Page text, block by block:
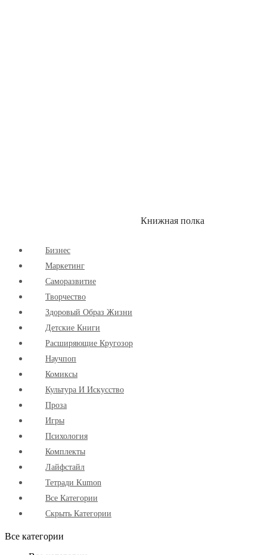
Книжная полка
Бизнес
Маркетинг
Cаморазвитие
Творчество
Здоровый Образ Жизни
Детские Книги
Расширяющие Кругозор
Научпоп
Комиксы
Культура И Искусство
Проза
Игры
Психология
Комплекты
Лайфстайл
Тетради Kumon
Все Категории
Скрыть Категории
Все категории